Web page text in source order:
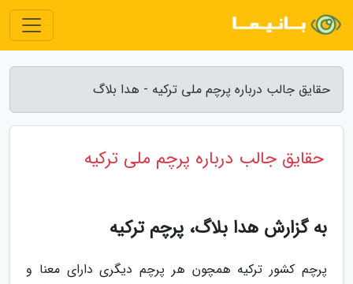
حقایق جالب درباره پرچم ملی ترکیه - هدا بلاگ
حقایق جالب درباره پرچم ملی ترکیه
به گزارش هدا بلاگ، پرچم ترکیه
پرچم کشور ترکیه همچون هر پرچم دیگری دارای معنا و